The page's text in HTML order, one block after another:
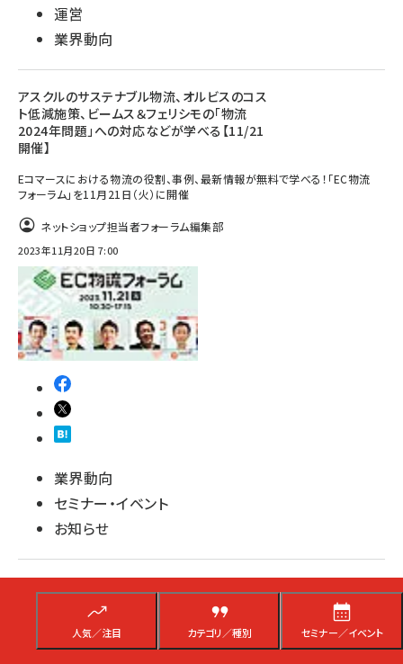
人気／注目 カテゴリ／種別 セミナー／イベント
運営
業界動向
アスクルのサステナブル物流、オルビスのコス
ト低減施策、ビームス＆フェリシモの「物流
2024年問題」への対応などが学べる【11/21
開催】
Eコマースにおける物流の役割、事例、最新情報が無料で学べる！「EC物流
フォーラム」を11月21日（火）に開催
ネットショップ担当者フォーラム編集部
2023年11月20日 7:00
業界動向
セミナー・イベント
お知らせ
D2Cの成功事例などが学べるWebセミナー
ライフェックスは、売れるネット広告社、そばに、wevnal、キャッチボール、スク